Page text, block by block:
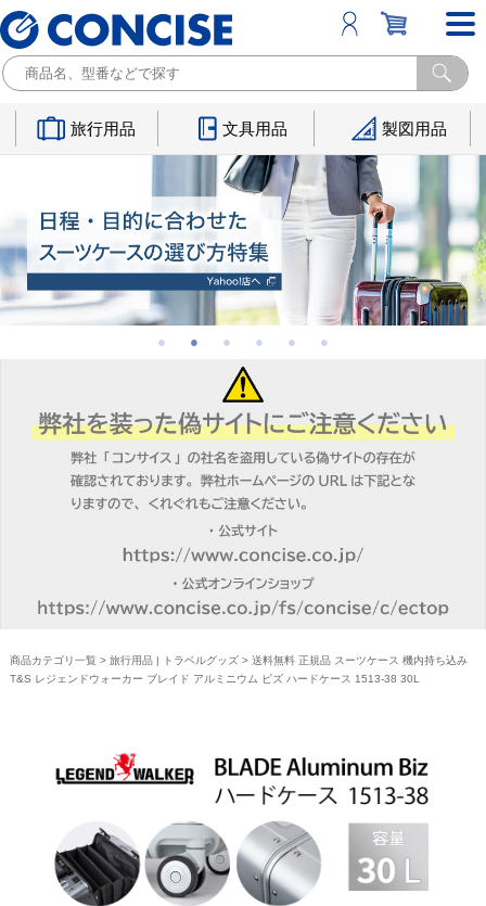
旅行用品 文具用品 製図用品
商品カテゴリ一覧 > 旅行用品 | トラベルグッズ> 送料無料 正規品 スーツケース 機内持ち込み
T&S レジェンドウォーカー ブレイド アルミニウム ビズ ハードケース 1513-38 30L